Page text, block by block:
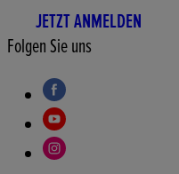
JETZT ANMELDEN
Folgen Sie uns